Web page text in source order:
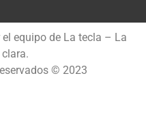
el equipo de La tecla – La
© 2023